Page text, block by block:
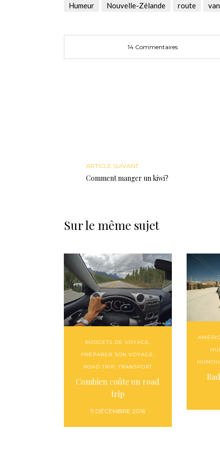
une
nouvelle
une
nouvelle
dans
une
Humeur Nouvelle-Zélande route van
14 Commentaires
ARTICLE SUIVANT
Comment manger un kiwi?
Sur le même sujet
BUDGETS DE VOYAGE,
PRÉPARER SON VOYAGE,
ROAD TRIP,TRANSPORT
Combien coûte un road
trip
11 DÉCEMBRE 2016